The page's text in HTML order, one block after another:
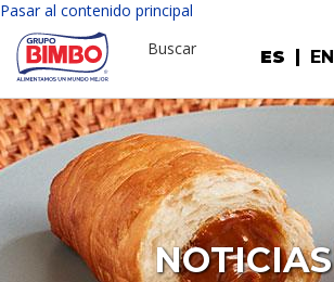
Pasar al contenido principal
ES EN
Buscar
NOTICIAS